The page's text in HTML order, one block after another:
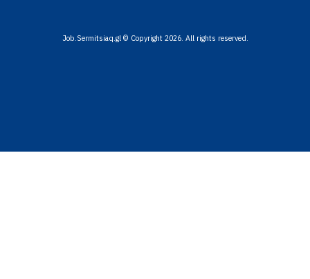
Job.Sermitsiaq.gl © Copyright 2026. All rights reserved.